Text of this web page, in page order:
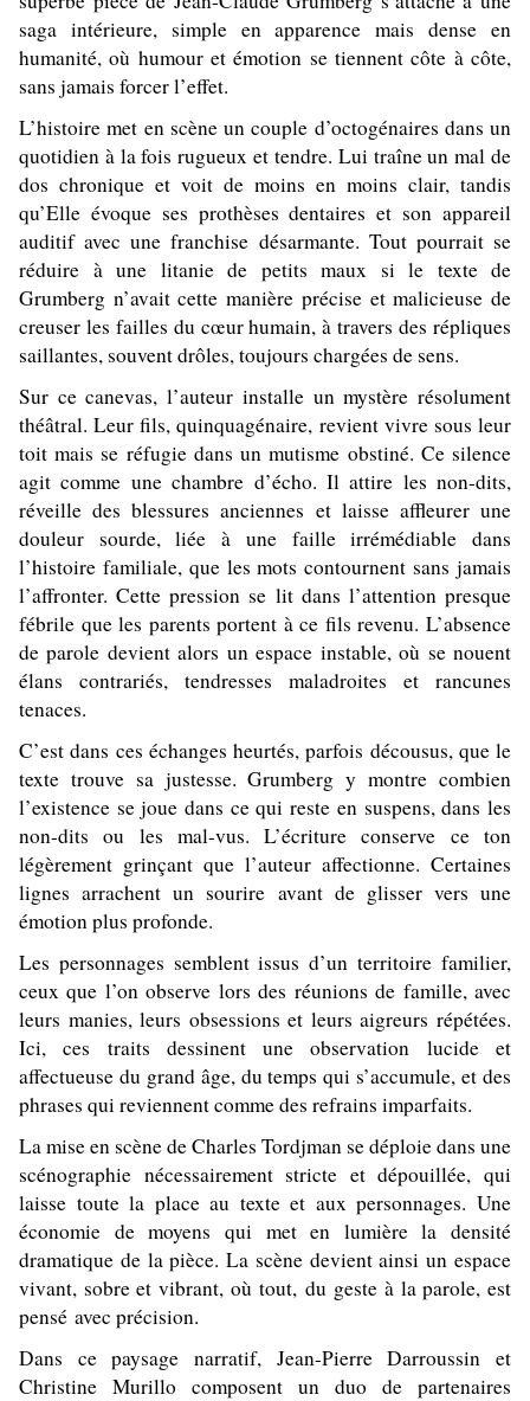
saga intérieure, simple en apparence mais dense en
humanité, où humour et émotion se tiennent côte à côte,
sans jamais forcer l’effet.
L’histoire met en scène un couple d’octogénaires dans un
quotidien à la fois rugueux et tendre. Lui traîne un mal de
dos chronique et voit de moins en moins clair, tandis
qu’Elle évoque ses prothèses dentaires et son appareil
auditif avec une franchise désarmante. Tout pourrait se
réduire à une litanie de petits maux si le texte de
Grumberg n’avait cette manière précise et malicieuse de
creuser les failles du cœur humain, à travers des répliques
saillantes, souvent drôles, toujours chargées de sens.
Sur ce canevas, l’auteur installe un mystère résolument
théâtral. Leur fils, quinquagénaire, revient vivre sous leur
toit mais se réfugie dans un mutisme obstiné. Ce silence
agit comme une chambre d’écho. Il attire les non-dits,
réveille des blessures anciennes et laisse affleurer une
douleur sourde, liée à une faille irrémédiable dans
l’histoire familiale, que les mots contournent sans jamais
l’affronter. Cette pression se lit dans l’attention presque
fébrile que les parents portent à ce fils revenu. L’absence
de parole devient alors un espace instable, où se nouent
élans contrariés, tendresses maladroites et rancunes
tenaces.
C’est dans ces échanges heurtés, parfois décousus, que le
texte trouve sa justesse. Grumberg y montre combien
l’existence se joue dans ce qui reste en suspens, dans les
non-dits ou les mal-vus. L’écriture conserve ce ton
légèrement grinçant que l’auteur affectionne. Certaines
lignes arrachent un sourire avant de glisser vers une
émotion plus profonde.
Les personnages semblent issus d’un territoire familier,
ceux que l’on observe lors des réunions de famille, avec
leurs manies, leurs obsessions et leurs aigreurs répétées.
Ici, ces traits dessinent une observation lucide et
affectueuse du grand âge, du temps qui s’accumule, et des
phrases qui reviennent comme des refrains imparfaits.
La mise en scène de Charles Tordjman se déploie dans une
scénographie nécessairement stricte et dépouillée, qui
laisse toute la place au texte et aux personnages. Une
économie de moyens qui met en lumière la densité
dramatique de la pièce. La scène devient ainsi un espace
vivant, sobre et vibrant, où tout, du geste à la parole, est
pensé avec précision.
Dans ce paysage narratif, Jean-Pierre Darroussin et
Christine Murillo composent un duo de partenaires